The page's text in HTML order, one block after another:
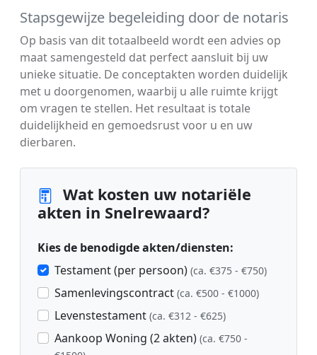
Stapsgewijze begeleiding door de notaris
Op basis van dit totaalbeeld wordt een advies op
maat samengesteld dat perfect aansluit bij uw
unieke situatie. De conceptakten worden duidelijk
met u doorgenomen, waarbij u alle ruimte krijgt
om vragen te stellen. Het resultaat is totale
duidelijkheid en gemoedsrust voor u en uw
dierbaren.
Wat kosten uw notariële
akten in Snelrewaard?
Kies de benodigde akten/diensten:
Testament (per persoon) (ca. €375 - €750)
Samenlevingscontract (ca. €500 - €1000)
Levenstestament (ca. €312 - €625)
Aankoop Woning (2 akten) (ca. €750 -